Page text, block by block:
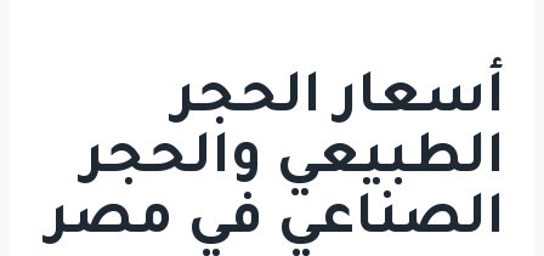
أسعار الحجر
الطبيعي والحجر
الصناعي في مصر